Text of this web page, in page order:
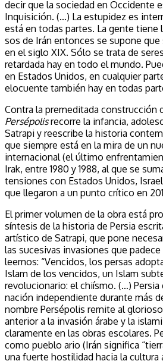
decir que la sociedad en Occidente
Inquisición. (…) La estupidez es
está en todas partes. La gente tiene
sos de Irán entonces se supone
en el siglo XIX. Sólo se trata de
retardada hay en todo el mundo.
en Estados Unidos, en cualquier
elocuente también hay en todas
Contra la premeditada construcción
Persépolisrecorre la infancia,
Satrapi y reescribe la historia
que siempre está en la mira de un
internacional (el último
Irak, entre 1980 y 1988, al que se
tensiones con Estados Unidos,
que llegaron a un punto crítico en
El primer volumen de la obra está
síntesis de la historia de Persia
artístico de Satrapi, que pone
las sucesivas invasiones que
leemos: “Vencidos, los persas
Islam de los vencidos, un Islam
revolucionario: el chiísmo. (…)
nación independiente durante más
nombre Persépolis remite al
anterior a la invasión árabe y la
claramente en las obras escolares.
como pueblo ario (Irán significa
una fuerte hostilidad hacia la cultura